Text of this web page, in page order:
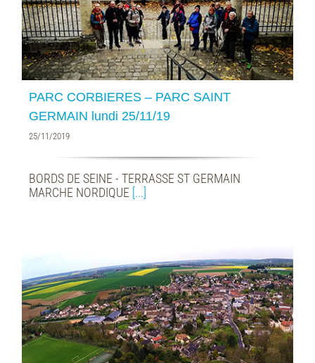
PARC CORBIERES – PARC SAINT
GERMAIN lundi 25/11/19
25/11/2019
BORDS DE SEINE - TERRASSE ST GERMAIN
MARCHE NORDIQUE [...]